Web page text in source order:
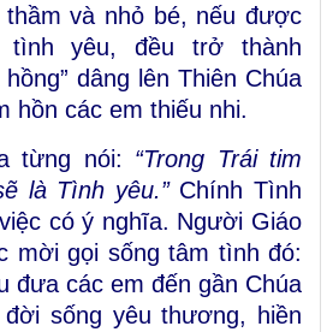
và nhỏ bé, nếu được
tình yêu, đều trở thành
dâng lên Thiên Chúa
hồn các em thiếu nhi.
từng nói: “Trong Trái tim
là Tình yêu.”Chính Tình
có ý nghĩa. Người Giáo
mời gọi sống tâm tình đó:
đưa các em đến gần Chúa
sống yêu thương, hiền